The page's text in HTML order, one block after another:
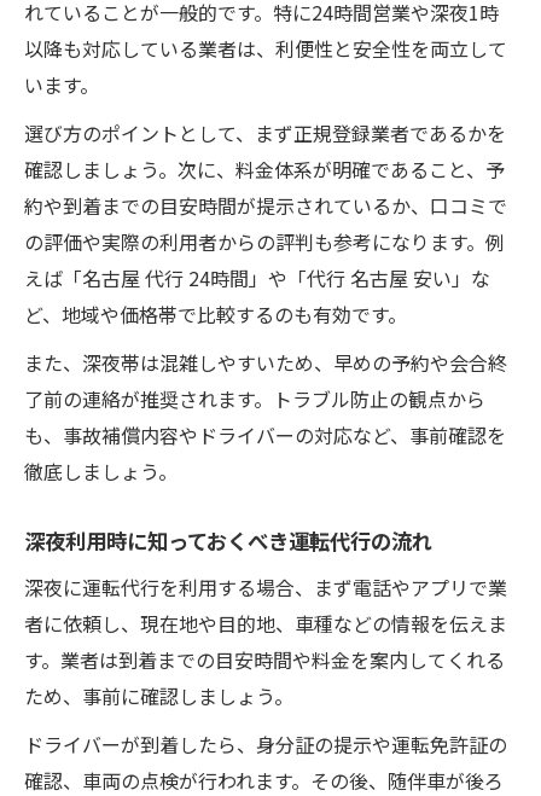
れていることが一般的です。特に24時間営業や深夜1時
以降も対応している業者は、利便性と安全性を両立して
います。
選び方のポイントとして、まず正規登録業者であるかを
確認しましょう。次に、料金体系が明確であること、予
約や到着までの目安時間が提示されているか、口コミで
の評価や実際の利用者からの評判も参考になります。例
えば「名古屋 代行 24時間」や「代行 名古屋 安い」な
ど、地域や価格帯で比較するのも有効です。
また、深夜帯は混雑しやすいため、早めの予約や会合終
了前の連絡が推奨されます。トラブル防止の観点から
も、事故補償内容やドライバーの対応など、事前確認を
徹底しましょう。
深夜利用時に知っておくべき運転代行の流れ
深夜に運転代行を利用する場合、まず電話やアプリで業
者に依頼し、現在地や目的地、車種などの情報を伝えま
す。業者は到着までの目安時間や料金を案内してくれる
ため、事前に確認しましょう。
ドライバーが到着したら、身分証の提示や運転免許証の
確認、車両の点検が行われます。その後、随伴車が後ろ